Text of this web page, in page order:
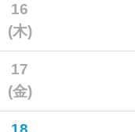
16
(木)
17
(金)